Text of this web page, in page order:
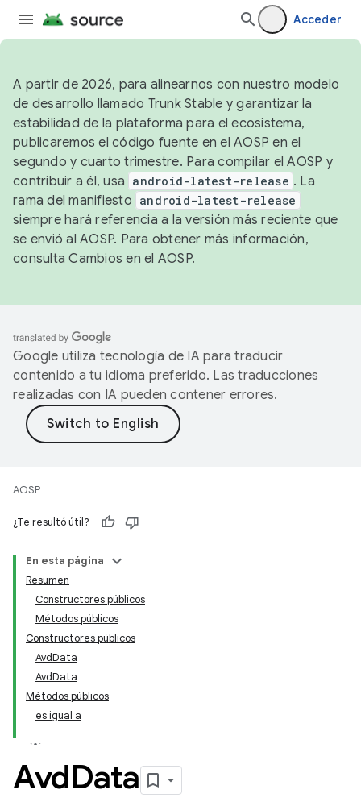
Acceder
A partir de 2026, para alinearnos con nuestro modelo
de desarrollo llamado Trunk Stable y garantizar la
estabilidad de la plataforma para el ecosistema,
publicaremos el código fuente en el AOSP en el
segundo y cuarto trimestre. Para compilar el AOSP y
contribuir a él, usa android-latest-release . La
rama del manifiesto android-latest-release
siempre hará referencia a la versión más reciente que
se envió al AOSP. Para obtener más información,
consultaCambios en el AOSP.
Google utiliza tecnología de IA para traducir
contenido a tu idioma preferido. Las traducciones
realizadas con IA pueden contener errores.
AOSP
¿Te resultó útil?
En esta página
Resumen
Constructores públicos
Métodos públicos
Constructores públicos
AvdData
AvdData
Métodos públicos
es igual a
AvdData